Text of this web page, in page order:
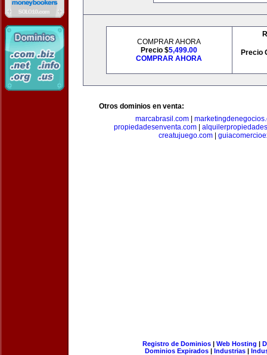
COMPRAR AHORA
Precio $5,499.00
COMPRAR AHORA
Precio
Otros dominios en venta:
marcabrasil.com
propiedadesenventa.com
creatujuego.com
Registro de Dominios| Web Hosting |
Dominios Expirados | Industrias |